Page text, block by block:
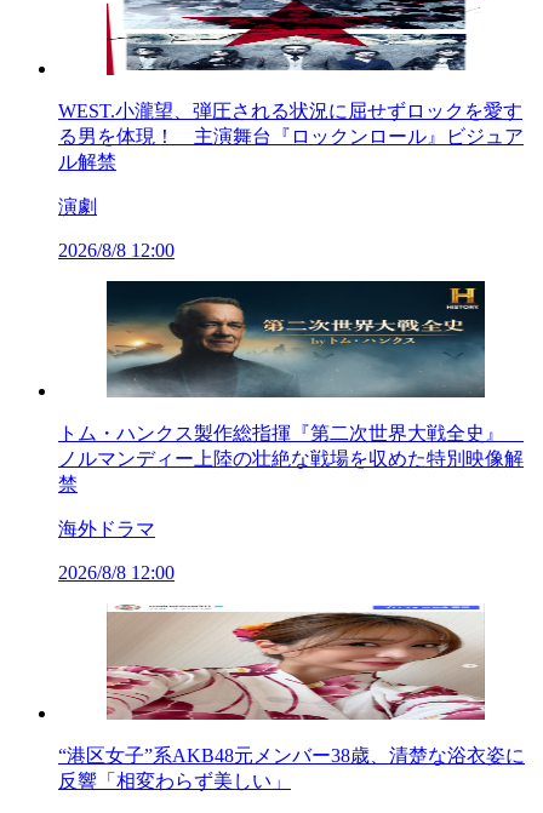
WEST.小瀧望、弾圧される状況に屈せずロックを愛す
る男を体現！ 主演舞台『ロックンロール』ビジュア
ル解禁
演劇
2026/8/8 12:00
トム・ハンクス製作総指揮『第二次世界大戦全史』
ノルマンディー上陸の壮絶な戦場を収めた特別映像解
禁
海外ドラマ
2026/8/8 12:00
“港区女子”系AKB48元メンバー38歳、清楚な浴衣姿に
反響「相変わらず美しい」